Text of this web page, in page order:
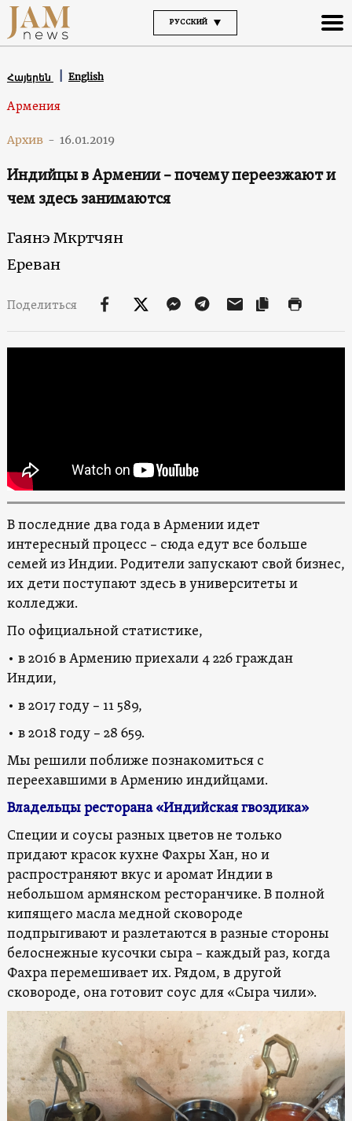
РУССКИЙ
Հայերեն English
Армения
Архив - 16.01.2019
Индийцы в Армении – почему переезжают и
чем здесь занимаются
Гаянэ Мкртчян
Ереван
Поделиться
В последние два года в Армении идет
интересный процесс – сюда едут все больше
семей из Индии. Родители запускают свой бизнес,
их дети поступают здесь в университеты и
колледжи.
По официальной статистике,
• в 2016 в Армению приехали 4 226 граждан
Индии,
• в 2017 году – 11 589,
• в 2018 году – 28 659.
Мы решили поближе познакомиться с
переехавшими в Армению индийцами.
Владельцы ресторана «Индийская гвоздика»
Специи и соусы разных цветов не только
придают красок кухне Фахры Хан, но и
распространяют вкус и аромат Индии в
небольшом армянском ресторанчике. В полной
кипящего масла медной сковороде
подпрыгивают и разлетаются в разные стороны
белоснежные кусочки сыра – каждый раз, когда
Фахра перемешивает их. Рядом, в другой
сковороде, она готовит соус для «Сыра чили».